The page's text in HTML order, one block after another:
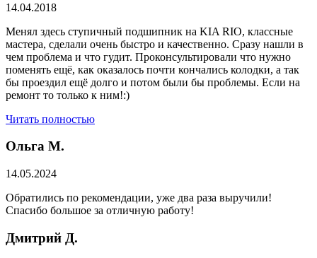
14.04.2018
Менял здесь ступичный подшипник на KIA RIO, классные
мастера, сделали очень быстро и качественно. Сразу нашли в
чем проблема и что гудит. Проконсультировали что нужно
поменять ещё, как оказалось почти кончались колодки, а так
бы проездил ещё долго и потом были бы проблемы. Если на
ремонт то только к ним!:)
Читать полностью
Ольга М.
14.05.2024
Обратились по рекомендации, уже два раза выручили!
Спасибо большое за отличную работу!
Дмитрий Д.